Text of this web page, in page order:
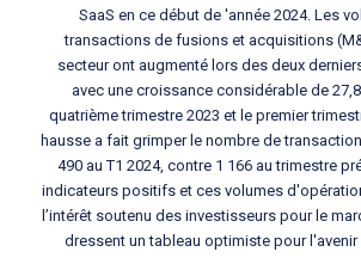
SaaS en ce début de 'année 2024. Les
transactions de fusions et acquisitions
secteur ont augmenté lors des deux
avec une croissance considérable de
quatrième trimestre 2023 et le premier
hausse a fait grimper le nombre de
490 au T1 2024, contre 1 166 au trimestre
indicateurs positifs et ces volumes
l’intérêt soutenu des investisseurs pour le
dressent un tableau optimiste pour l'avenir